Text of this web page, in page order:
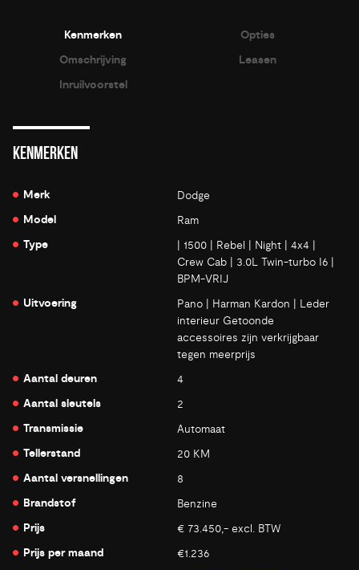
Kenmerken
Opties
Omschrijving
Leasen
Inruilvoorstel
KENMERKEN
Merk Dodge
Model Ram
Type
| 1500 | Rebel | Night | 4x4 |
Crew Cab | 3.0L Twin-turbo I6 |
BPM-VRIJ
Uitvoering
Pano | Harman Kardon | Leder
interieur Getoonde
accessoires zijn verkrijgbaar
tegen meerprijs
Aantal deuren 4
Aantal sleutels 2
Transmissie Automaat
Tellerstand 20 KM
Aantal versnellingen 8
Brandstof Benzine
Prijs € 73.450,- excl. BTW
Prijs per maand €1.236